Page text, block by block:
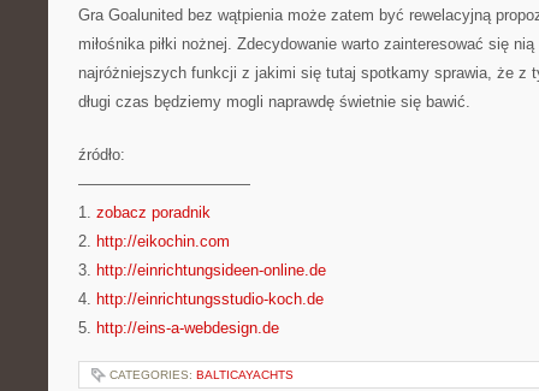
Gra Goalunited bez wątpienia może zatem być rewelacyjną
miłośnika piłki nożnej. Zdecydowanie warto zainteresować się
najróżniejszych funkcji z jakimi się tutaj spotkamy sprawia, że z
długi czas będziemy mogli naprawdę świetnie się bawić.
źródło:
———————————
1. zobacz poradnik
2. http://eikochin.com
3. http://einrichtungsideen-online.de
4. http://einrichtungsstudio-koch.de
5. http://eins-a-webdesign.de
CATEGORIES: BALTICAYACHTS